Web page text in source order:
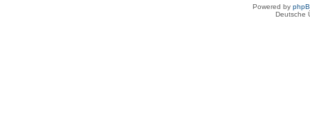
Powered by
Deutsche